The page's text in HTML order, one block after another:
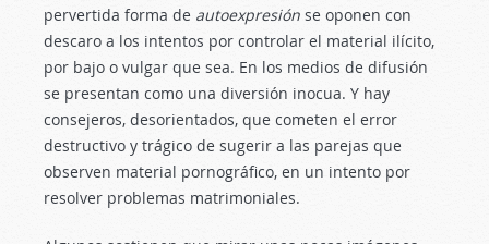
pervertida forma de autoexpresión se oponen con
descaro a los intentos por controlar el material ilícito,
por bajo o vulgar que sea. En los medios de difusión
se presentan como una diversión inocua. Y hay
consejeros, desorientados, que cometen el error
destructivo y trágico de sugerir a las parejas que
observen material pornográfico, en un intento por
resolver problemas matrimoniales.